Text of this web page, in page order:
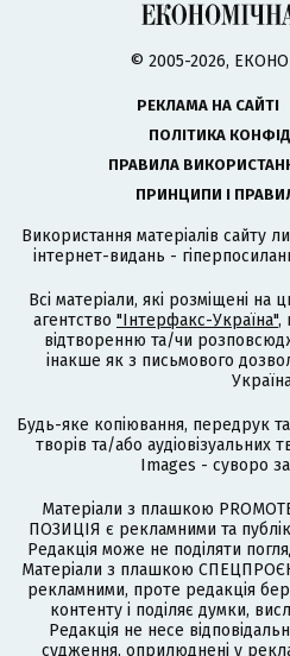
© 2005-2026,
РЕКЛАМА НА САЙТІ
ПОЛІТИКА
ПРАВИЛА
ПРИНЦИПИ І
Використання матеріалів сайту
інтернет-видань -
Всі матеріали, які розміщені на
агентство "Інтерфакс-Україна",
відтворенню та/чи
інакше як з письмового
Будь-яке копіювання, передрук
творів та/або аудіовізуальних
Images - суворо
Матеріали з плашкою
ПОЗИЦІЯ є рекламними та
Редакція може не поділяти
Матеріали з плашкою
рекламними, проте редакція
контенту і поділяє думки,
Редакція не несе
судження, оприлюднені у